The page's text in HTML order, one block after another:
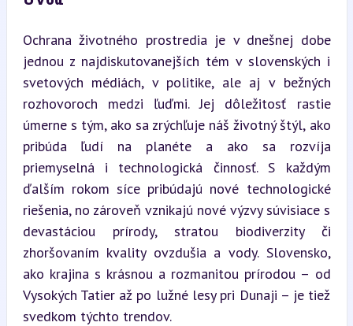
Ochrana životného prostredia je v dnešnej dobe
jednou z najdiskutovanejších tém v slovenských i
svetových médiách, v politike, ale aj v bežných
rozhovoroch medzi ľuďmi. Jej dôležitosť rastie
úmerne s tým, ako sa zrýchľuje náš životný štýl, ako
pribúda ľudí na planéte a ako sa rozvíja
priemyselná i technologická činnosť. S každým
ďalším rokom síce pribúdajú nové technologické
riešenia, no zároveň vznikajú nové výzvy súvisiace s
devastáciou prírody, stratou biodiverzity či
zhoršovaním kvality ovzdušia a vody. Slovensko,
ako krajina s krásnou a rozmanitou prírodou – od
Vysokých Tatier až po lužné lesy pri Dunaji – je tiež
svedkom týchto trendov.